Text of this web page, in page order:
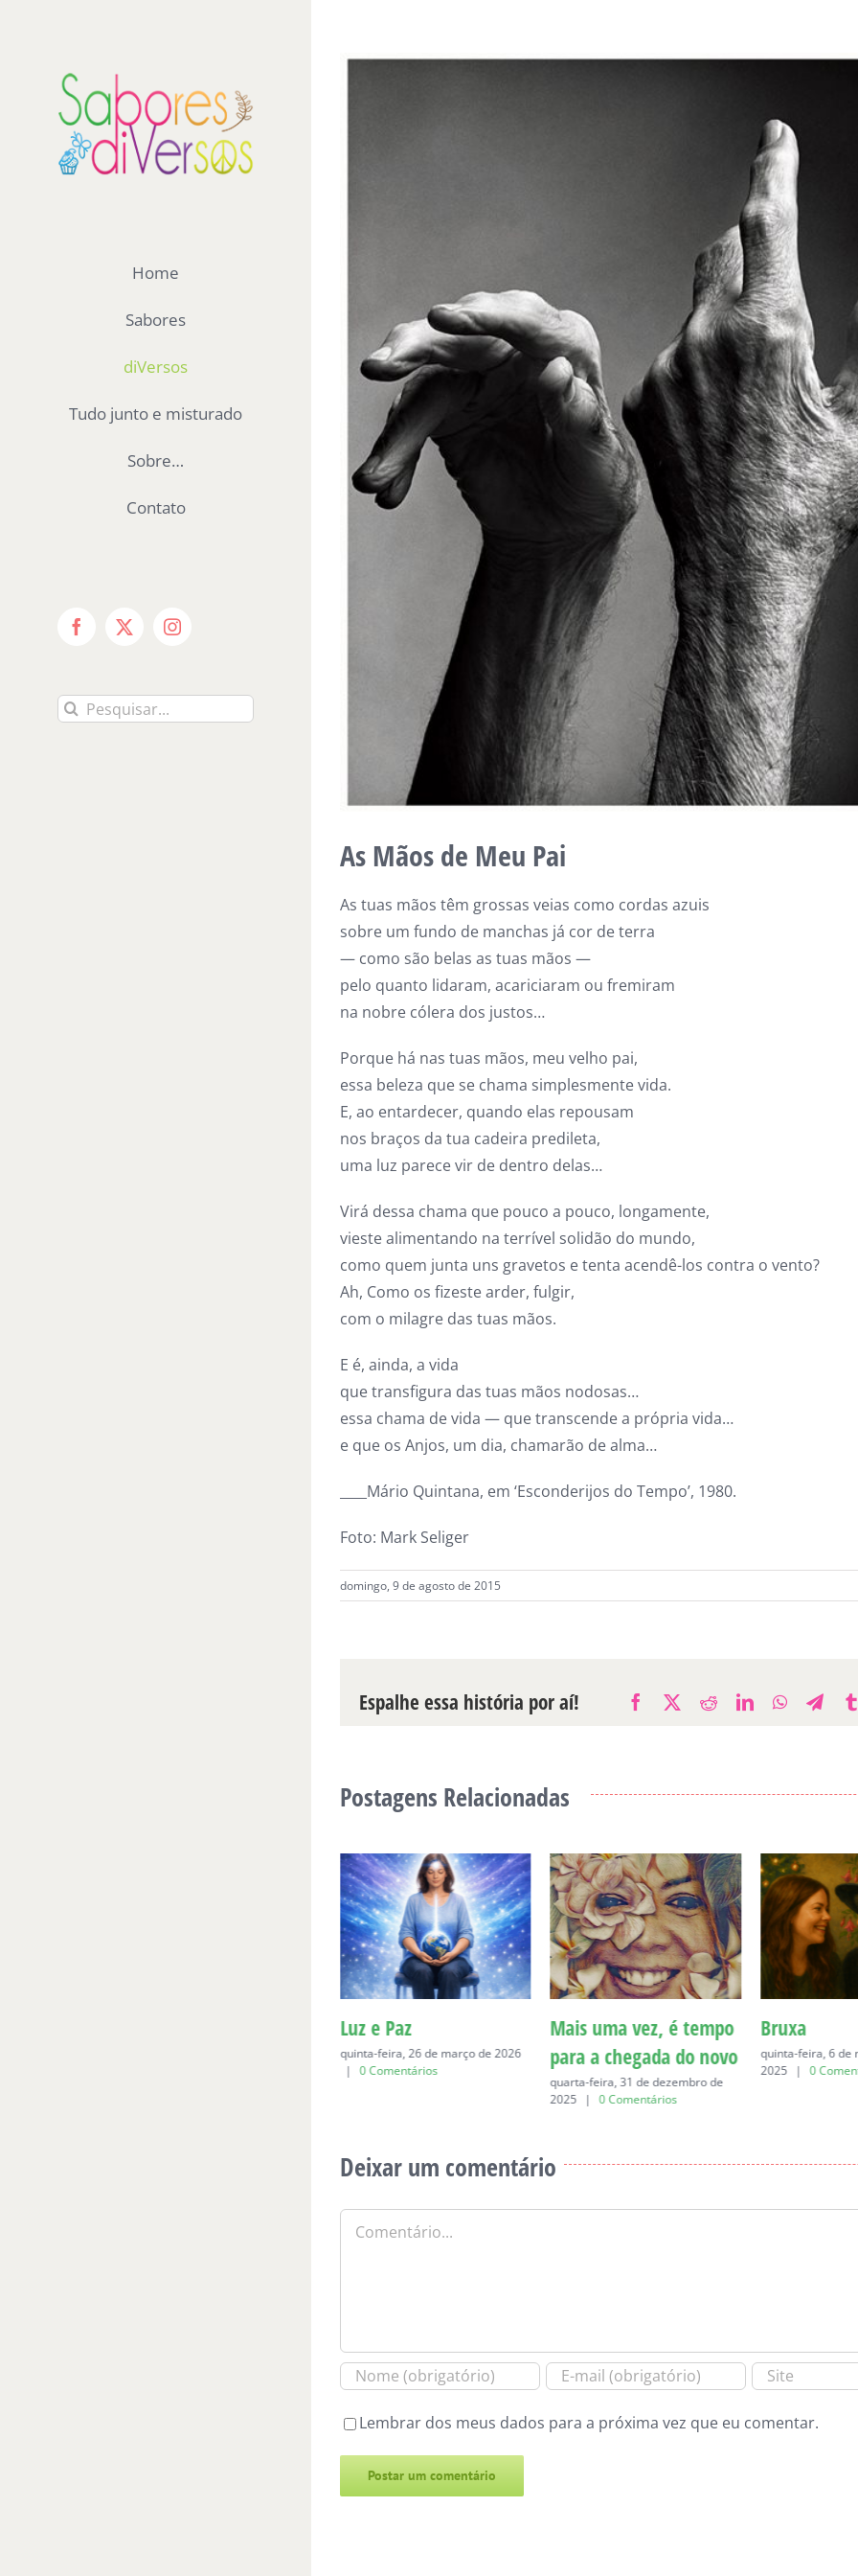
conteúdo
Home
Sabores
diVersos
Tudo junto e misturado
Sobre…
Contato
Facebook
X Instagram
Buscar
View
As Mãos de Meu Pai
As tuas mãos têm grossas veias como cordas azuis
sobre um fundo de manchas já cor de terra
— como são belas as tuas mãos —
pelo quanto lidaram, acariciaram ou fremiram
na nobre cólera dos justos…
Porque há nas tuas mãos, meu velho pai,
essa beleza que se chama simplesmente vida.
E, ao entardecer, quando elas repousam
nos braços da tua cadeira predileta,
uma luz parece vir de dentro delas…
Virá dessa chama que pouco a pouco, longamente,
vieste alimentando na terrível solidão do mundo,
como quem junta uns gravetos e tenta acendê-los contra o vento?
Ah, Como os fizeste arder, fulgir,
com o milagre das tuas mãos.
E é, ainda, a vida
que transfigura das tuas mãos nodosas…
essa chama de vida — que transcende a própria vida…
e que os Anjos, um dia, chamarão de alma…
____Mário Quintana, em ‘Esconderijos do Tempo’, 1980.
Foto: Mark Seliger
domingo, 9 de agosto de 2015
Espalhe essa história por aí! Facebook RedditLinkedInWhatsApp
Postagens Relacionadas
Luz e Paz
quinta-feira, 26 de março de 2026
| 0 Comentários
Mais uma vez, é tempo
para a chegada do novo
quarta-feira, 31 de dezembro de
2025
| 0 Comentários
Bruxa
quinta-feira, 6 de
2025
| 0
Deixar um comentário
Comentário
Lembrar dos meus dados para a próxima vez que eu comentar.